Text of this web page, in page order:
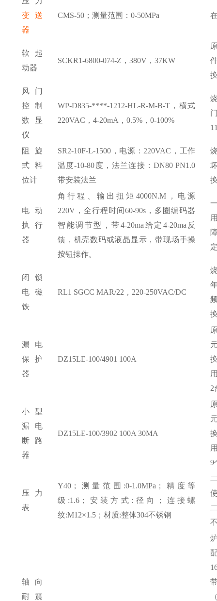
变送
器
CMS-50；测量范围：0-50MPa
软起
动器
SCKR1-6800-074-Z，380V，37KW
风门
控制
数显
仪
WP-D835-****-1212-HL-R-M-B-T，横式
220VAC，4-20mA，0.5%，0-100%
阻旋
式料
位计
SR2-10F-L-1500，电源：220VAC，工作
温度-10-80度，法兰连接：DN80 PN1.0
带安装法兰
电动
执行
器
角行程、输出扭矩 4000N.M，电源
220V，全行程时间60-90s，多圈编码器
智能调节型，带4-20ma给定4-20ma反
馈，机壳数码或液晶显示，带现场手操
按钮操作。
闭锁
电磁
铁
RL1 SGCC MAR/22，220-250VAC/DC
漏电
保护
器
DZ15LE-100/4901 100A
2
小型
漏电
断路
器
DZ15LE-100/3902 100A 30MA
9
压力
表
Y40；测量范围:0-1.0MPa；精度等
级:1.6；安装方式:径向；连接螺
纹:M12×1.5；材质:整体304不锈钢
轴向
耐震